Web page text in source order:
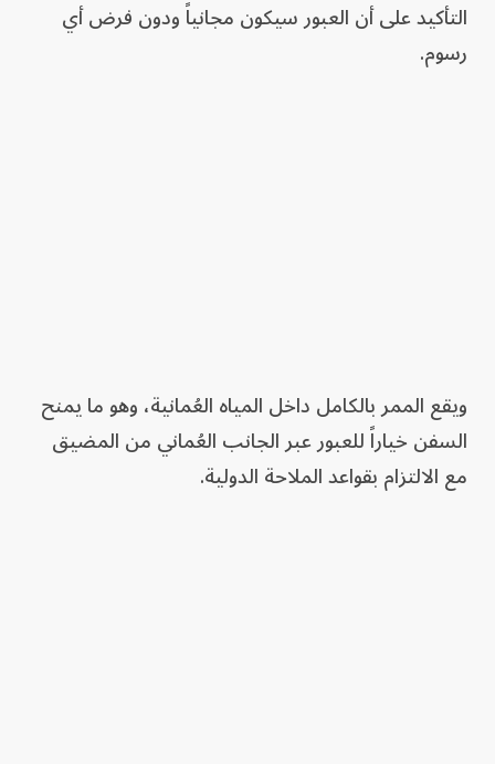
التأكيد على أن العبور سيكون مجانياً ودون فرض أي
رسوم.
ويقع الممر بالكامل داخل المياه العُمانية، وهو ما يمنح
السفن خياراً للعبور عبر الجانب العُماني من المضيق
مع الالتزام بقواعد الملاحة الدولية.